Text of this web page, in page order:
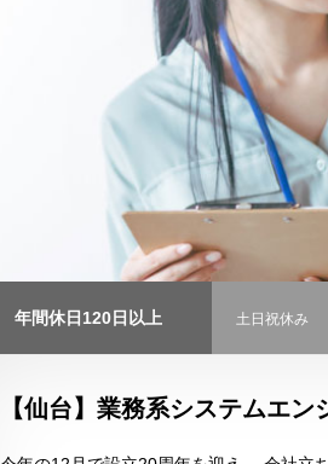
年間休日120日以上 土日祝休み
【仙台】業務系システムエ